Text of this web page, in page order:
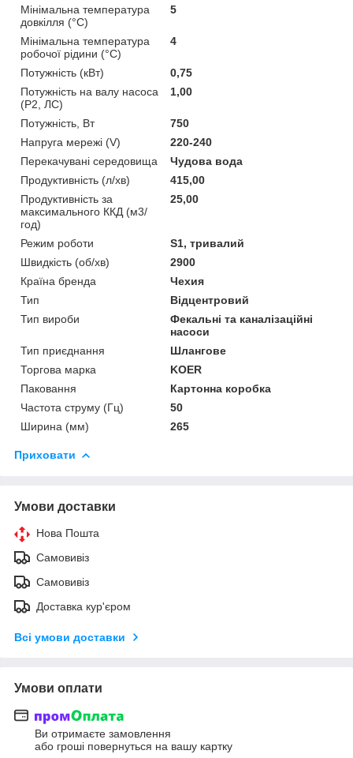
Мінімальна температура
довкілля (°C)
5
Мінімальна температура
робочої рідини (°C)
4
Потужність (кВт)
0,75
Потужність на валу насоса
(P2, ЛС)
1,00
Потужність, Вт
750
Напруга мережі (V)
220-240
Перекачувані середовища
Чудова вода
Продуктивність (л/хв)
415,00
Продуктивність за
максимального ККД (м3/
год)
25,00
Режим роботи
S1, тривалий
Швидкість (об/хв)
2900
Країна бренда
Чехия
Тип
Відцентровий
Тип вироби
Фекальні та каналізаційні
насоси
Тип приєднання
Шлангове
Торгова марка
KOER
Паковання
Картонна коробка
Частота струму (Гц)
50
Ширина (мм)
265
Приховати
Умови доставки
Нова Пошта
Самовивіз
Самовивіз
Доставка кур'єром
Всі умови доставки
Умови оплати
Ви отримаєте замовлення
або гроші повернуться на вашу картку